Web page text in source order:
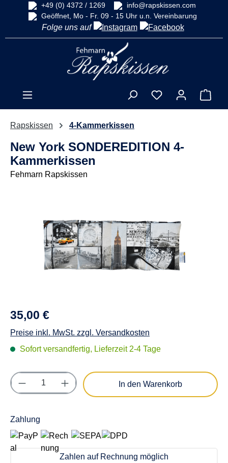
springen
+49 (0) 4372 / 1269
info@rapskissen.com
Geöffnet, Mo - Fr. 09 - 15 Uhr u.n. Vereinbarung
Folge uns auf
Rapskissen 4-Kammerkissen
New York SONDEREDITION 4-
Kammerkissen
Fehmarn Rapskissen
35,00 €
Preise inkl. MwSt. zzgl. Versandkosten
Sofort versandfertig, Lieferzeit 2-4 Tage
Produkt Anzahl: Gib den gewünschten
In den Warenkorb
Zahlung
Zahlen auf Rechnung möglich